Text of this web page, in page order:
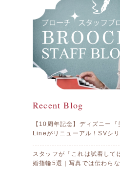
Recent Blog
【10周年記念】ディズニー
Lineがリニューアル！SVシ
スタッフが「これは試着して
婚指輪5選｜写真では伝わら